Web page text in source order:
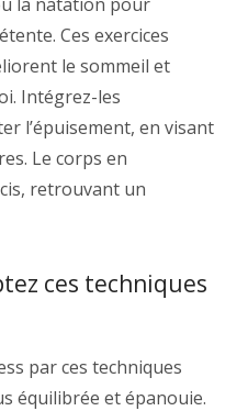
Ces exercices
le sommeil et
Intégrez-les
l’épuisement, en visant
Le corps en
retrouvant un
ces techniques
par ces techniques
équilibrée et épanouie.